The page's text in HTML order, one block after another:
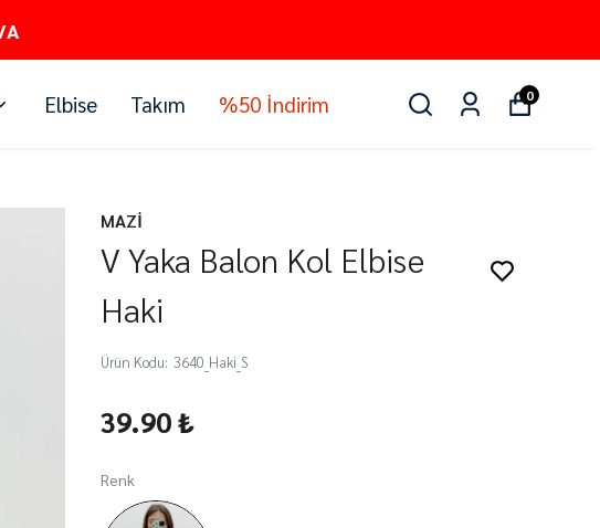
Elbise Takım %50 İndirim 0
MAZİ
V Yaka Balon Kol Elbise
Haki
Ürün Kodu: 3640_Haki_S
39.90 ₺
Renk